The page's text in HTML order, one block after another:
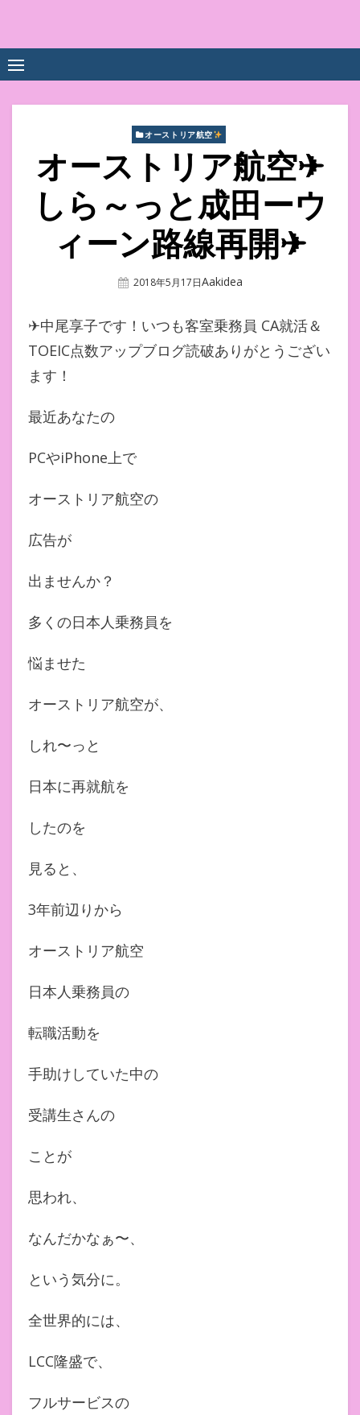
content
数UPｽｸｰﾙ
オーストリア航空
オーストリア航空✈
しら～っと成田ーウ
ィーン路線再開✈
Posted
2018年5月17日Author
Aakidea
✈中尾享子です！いつも客室乗務員 CA就活＆
TOEIC点数アップブログ読破ありがとうござい
ます！
最近あなたの
PCやiPhone上で
オーストリア航空の
広告が
出ませんか？
多くの日本人乗務員を
悩ませた
オーストリア航空が、
しれ〜っと
日本に再就航を
したのを
見ると、
3年前辺りから
オーストリア航空
日本人乗務員の
転職活動を
手助けしていた中の
受講生さんの
ことが
思われ、
なんだかなぁ〜、
という気分に。
全世界的には、
LCC隆盛で、
フルサービスの